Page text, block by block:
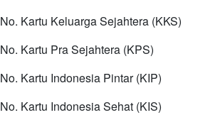
No. Kartu Keluarga Sejahtera (KKS)
No. Kartu Pra Sejahtera (KPS)
No. Kartu Indonesia Pintar (KIP)
No. Kartu Indonesia Sehat (KIS)